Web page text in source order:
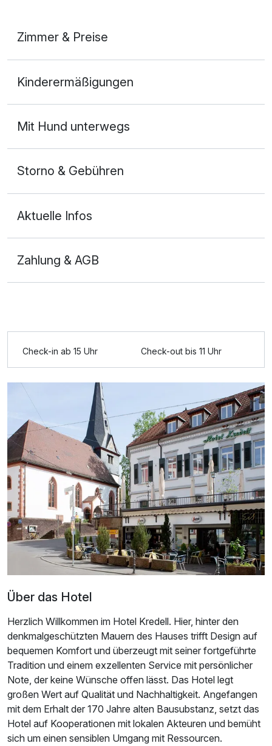
Zimmer & Preise
2 Erwachsene
Zusatznächte
Für 5 Tage p.P. ab321,00 €
Doppelzimmer Superior
2 Erwachsene
Kinderermäßigungen
Mit Hund unterwegs
Storno & Gebühren
Aktuelle Infos
Zahlung & AGB
Check-in ab 15 Uhr Check-out bis 11 Uhr
Über das Hotel
Herzlich Willkommen im Hotel Kredell. Hier, hinter den
denkmalgeschützten Mauern des Hauses trifft Design auf
bequemen Komfort und überzeugt mit seiner fortgeführte
Tradition und einem exzellenten Service mit persönlicher
Note, der keine Wünsche offen lässt. Das Hotel legt
großen Wert auf Qualität und Nachhaltigkeit. Angefangen
mit dem Erhalt der 170 Jahre alten Bausubstanz, setzt das
Hotel auf Kooperationen mit lokalen Akteuren und bemüht
sich um einen sensiblen Umgang mit Ressourcen.